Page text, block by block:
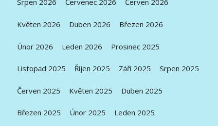
Srpen 2026 Červenec 2026 Červen 2026
Květen 2026 Duben 2026 Březen 2026
Únor 2026 Leden 2026 Prosinec 2025
Listopad 2025 Říjen 2025 Září 2025 Srpen 2025
Červen 2025 Květen 2025 Duben 2025
Březen 2025 Únor 2025 Leden 2025